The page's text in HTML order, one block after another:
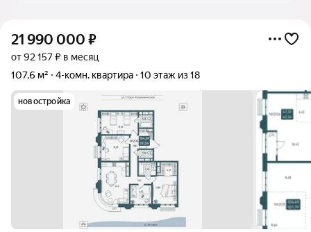
21 990 000 ₽
от 92 157 ₽ в месяц
107,6 м²
4-комн. квартира 10 этаж из 18
новостройка